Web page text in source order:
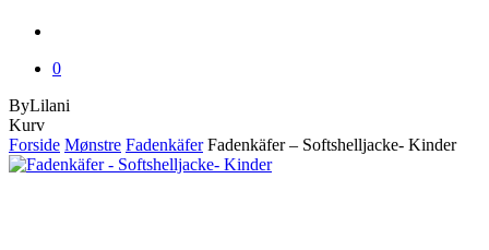
0
ByLilani
KurvClose
Cart
Forside Mønstre Fadenkäfer Fadenkäfer – Softshelljacke- Kinder